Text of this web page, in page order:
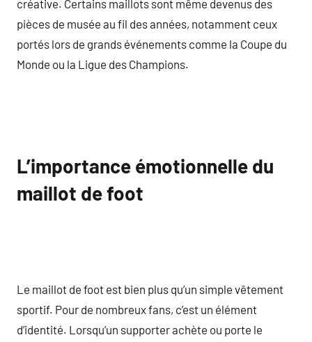
créative. Certains maillots sont même devenus des
pièces de musée au fil des années, notamment ceux
portés lors de grands événements comme la Coupe du
Monde ou la Ligue des Champions.
L’importance émotionnelle du
maillot de foot
Le maillot de foot est bien plus qu’un simple vêtement
sportif. Pour de nombreux fans, c’est un élément
d’identité. Lorsqu’un supporter achète ou porte le